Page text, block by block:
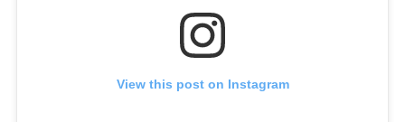
View this post on Instagram